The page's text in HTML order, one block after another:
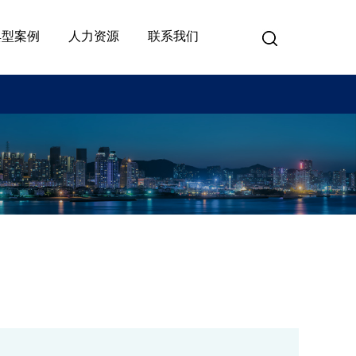
案例 人力资源 联系我们